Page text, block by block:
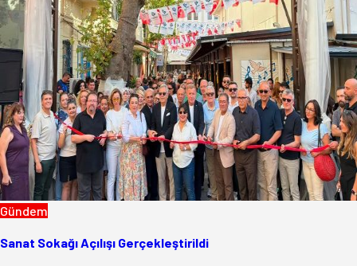
Gündem
Sanat Sokağı Açılışı Gerçekleştirildi